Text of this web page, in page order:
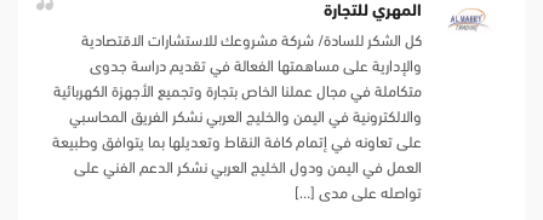
المهري للتجارة
كل الشكر للسادة/ شركة مشروعك للاستشارات الاقتصادية
والإدارية على مساهمتها الفعالة في تقديم دراسة جدوى
متكاملة في مجال عملنا الخاص بتجارة وتجميع الأجهزة الكهربائية
والالكترونية في اليمن والخليج العربي نشكر الفريق المحاسبي
على تعاونه في إتمام كافة النقاط وتعديلها بما يتوافق وطبيعة
العمل في اليمن ودول الخليج العربي نشكر الدعم الفني على
تواصله على مدى […]